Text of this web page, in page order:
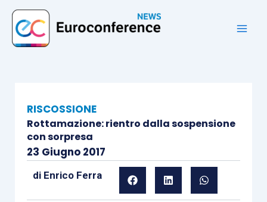
contenuto
RISCOSSIONE
Rottamazione: rientro dalla sospensione
con sorpresa
23 Giugno 2017
di Enrico Ferra